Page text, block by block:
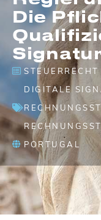
Die
STEUERRECHT
DIGITALE
PORTUGAL